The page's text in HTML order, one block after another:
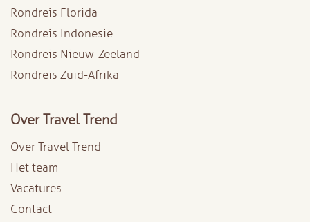
Rondreis Florida
Rondreis Indonesië
Rondreis Nieuw-Zeeland
Rondreis Zuid-Afrika
Over Travel Trend
Over Travel Trend
Het team
Vacatures
Contact